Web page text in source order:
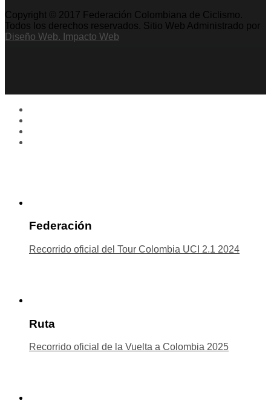
Copyright © 2017 Federación Colombiana de Ciclismo.
Todos los derechos reservados. Sitio Web Administrado por
Diseño Web. Impacto Web
Federación
Recorrido oficial del Tour Colombia UCI 2.1 2024
Ruta
Recorrido oficial de la Vuelta a Colombia 2025